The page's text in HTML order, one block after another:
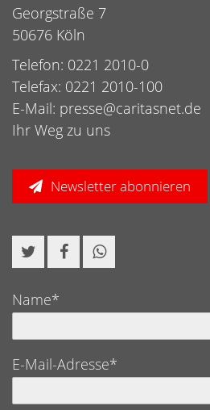
Georgstraße 7
50676 Köln
Telefon: 0221 2010-0
Telefax: 0221 2010-100
E-Mail: presse@caritasnet.de
Ihr Weg zu uns
Newsletter abonnieren
Name*
E-Mail-Adresse*